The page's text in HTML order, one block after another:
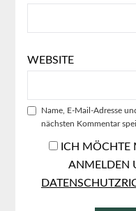
WEBSITE
Name, E-Mail-Adresse
nächsten Kommentar
ICH MÖCHTE
ANMELDEN